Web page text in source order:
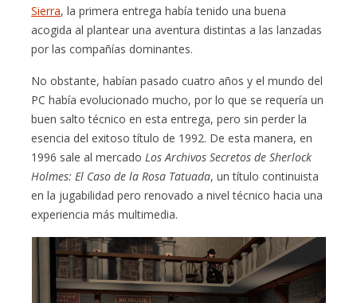
Sierra, la primera entrega había tenido una buena
acogida al plantear una aventura distintas a las lanzadas
por las compañías dominantes.
No obstante, habían pasado cuatro años y el mundo del
PC había evolucionado mucho, por lo que se requería un
buen salto técnico en esta entrega, pero sin perder la
esencia del exitoso título de 1992. De esta manera, en
1996 sale al mercado Los Archivos Secretos de Sherlock
Holmes: El Caso de la Rosa Tatuada, un título continuista
en la jugabilidad pero renovado a nivel técnico hacia una
experiencia más multimedia.